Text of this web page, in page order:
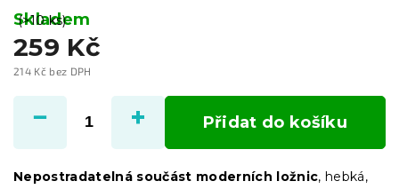
259 Kč
214 Kč bez DPH
cena:
Skladem
(>10 ks)
Přidat do košíku
Nepostradatelná součást moderních ložnic, hebká,